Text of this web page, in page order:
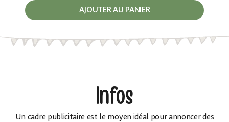
AJOUTER AU PANIER
Infos
Un cadre publicitaire est le moyen idéal pour annoncer des